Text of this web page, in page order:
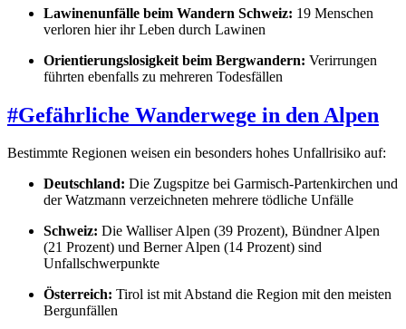
Lawinenunfälle beim Wandern Schweiz: 19 Menschen
verloren hier ihr Leben durch Lawinen
Orientierungslosigkeit beim Bergwandern: Verirrungen
führten ebenfalls zu mehreren Todesfällen
#Gefährliche Wanderwege in den Alpen
Bestimmte Regionen weisen ein besonders hohes Unfallrisiko auf:
Deutschland: Die Zugspitze bei Garmisch-Partenkirchen und
der Watzmann verzeichneten mehrere tödliche Unfälle
Schweiz: Die Walliser Alpen (39 Prozent), Bündner Alpen
(21 Prozent) und Berner Alpen (14 Prozent) sind
Unfallschwerpunkte
Österreich: Tirol ist mit Abstand die Region mit den meisten
Bergunfällen